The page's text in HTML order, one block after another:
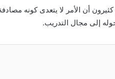
كثيرون أن الأمر لا يتعدى كونه
إلى مجال التدريب.